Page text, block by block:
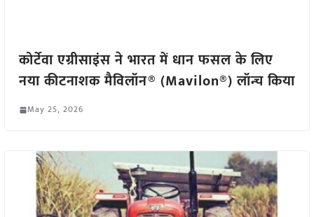
कोर्टेवा एग्रीसाइंस ने भारत में धान फसल के लिए
नया कीटनाशक मैविलॉन® (Mavilon®) लॉन्च किया
May 25, 2026